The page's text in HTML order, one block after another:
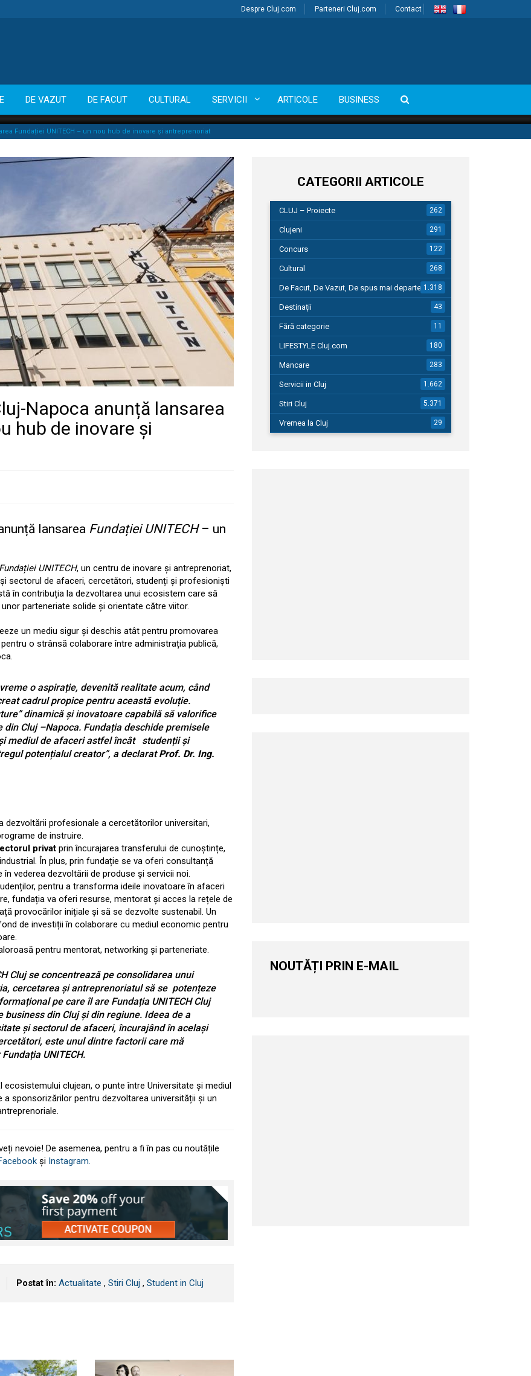
Despre Cluj.com Parteneri Cluj.com Contact
DE VAZUT DE FACUT CULTURAL SERVICII ARTICOLE BUSINESS
Fundației UNITECH – un nou hub de inovare și antreprenoriat
Napoca anunță lansarea
hub de inovare și
lansarea Fundației UNITECH– un
Fundației UNITECH, un centru de inovare și antreprenoriat,
sectorul de afaceri, cercetători, studenți și profesioniști
în contribuția la dezvoltarea unui ecosistem care să
parteneriate solide și orientate către viitor.
un mediu sigur și deschis atât pentru promovarea
o strânsă colaborare între administrația publică,
o aspirație, devenită realitate acum, când
cadrul propice pentru această evoluție.
dinamică și inovatoare capabilă să valorifice
Cluj –Napoca. Fundația deschide premisele
mediul de afaceri astfel încât studenții și
potențialul creator”, a declaratProf. Dr. Ing.
dezvoltării profesionale a cercetătorilor universitari,
de instruire.
privat prin încurajarea transferului de cunoștințe,
În plus, prin fundație se va oferi consultanță
vederea dezvoltării de produse și servicii noi.
pentru a transforma ideile inovatoare în afaceri
fundația va oferi resurse, mentorat și acces la rețele de
provocărilor inițiale și să se dezvolte sustenabil. Un
de investiții în colaborare cu mediul economic pentru
pentru mentorat, networking și parteneriate.
Cluj se concentrează pe consolidarea unui
cercetarea și antreprenoriatul să se potențeze
pe care îl are Fundația UNITECH Cluj
din Cluj și din regiune. Ideea de a
și sectorul de afaceri, încurajând în același
este unul dintre factorii care mă
UNITECH.
clujean, o punte între Universitate și mediul
sponsorizărilor pentru dezvoltarea universității și un
nevoie! De asemenea, pentru a fi în pas cu noutățile
și Instagram.
Postat în: Actualitate , Stiri Cluj , Student in Cluj
CATEGORII ARTICOLE
CLUJ – Proiecte 262
Clujeni 291
Concurs 122
Cultural 268
De Facut, De Vazut, De spus mai departe…1.318
Destinații 43
Fără categorie 11
LIFESTYLE Cluj.com 180
Mancare 283
Servicii in Cluj 1.662
Stiri Cluj 5.371
Vremea la Cluj 29
NOUTĂȚI PRIN E-MAIL